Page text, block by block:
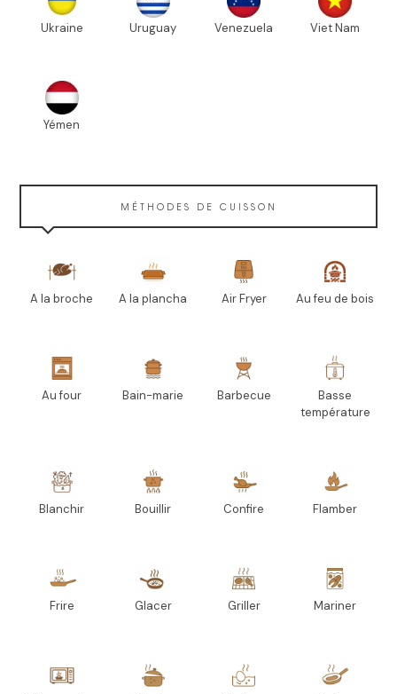
Ukraine Uruguay Venezuela Viet Nam
Yémen
MÉTHODES DE CUISSON
A la broche A la plancha Air Fryer Au feu de bois
Au four Bain-marie Barbecue
Basse
température
Blanchir Bouillir Confire Flamber
Frire Glacer Griller Mariner